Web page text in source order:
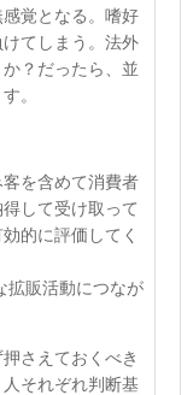
覚となる。嗜好
てしまう。法外
？ だったら、並
。
を含めて消費者
して受け取って
的に評価してく
拡販活動につなが
さえておくべき
それぞれ判断基